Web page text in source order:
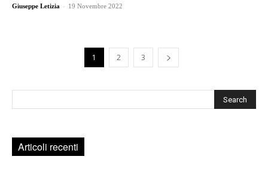
Giuseppe Letizia - 19 Novembre 2022
1 2 3
Articoli recenti